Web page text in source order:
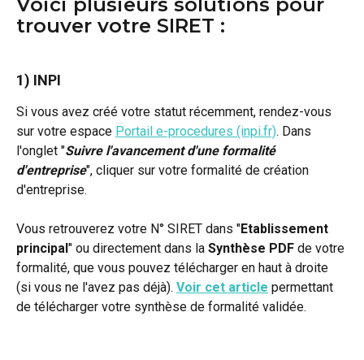
Voici plusieurs solutions pour
trouver votre SIRET :
1) INPI
Si vous avez créé votre statut récemment, rendez-vous
sur votre espace Portail e-procedures (inpi.fr). Dans
l'onglet "Suivre l'avancement d'une formalité
d'entreprise", cliquer sur votre formalité de création
d'entreprise.
Vous retrouverez votre N° SIRET dans "Etablissement
principal" ou directement dans la Synthèse PDF de votre
formalité, que vous pouvez télécharger en haut à droite
(si vous ne l'avez pas déjà). Voir cet article permettant
de télécharger votre synthèse de formalité validée.